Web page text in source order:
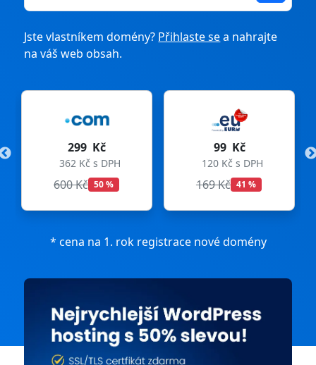
Jste vlastníkem domény? Přihlaste sea nahrajte
na váš web obsah.
99 Kč
120 Kč s DPH
169 Kč
275 Kč
333 Kč s DPH
299 Kč
* cena na 1. rok registrace nové domény